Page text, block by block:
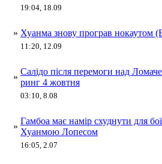
19:04, 18.09
» Хуанма знову програв нокаутом
11:20, 12.09
»
Салідо після перемоги над
ринг 4 жовтня
03:10, 8.08
»
Гамбоа має намір схуднути для
Хуанмою Лопесом
16:05, 2.07